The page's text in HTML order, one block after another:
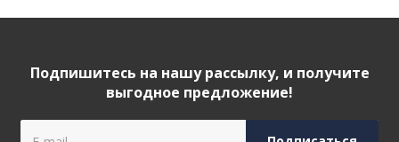
Подпишитесь на нашу рассылку, и получите
выгодное предложение!